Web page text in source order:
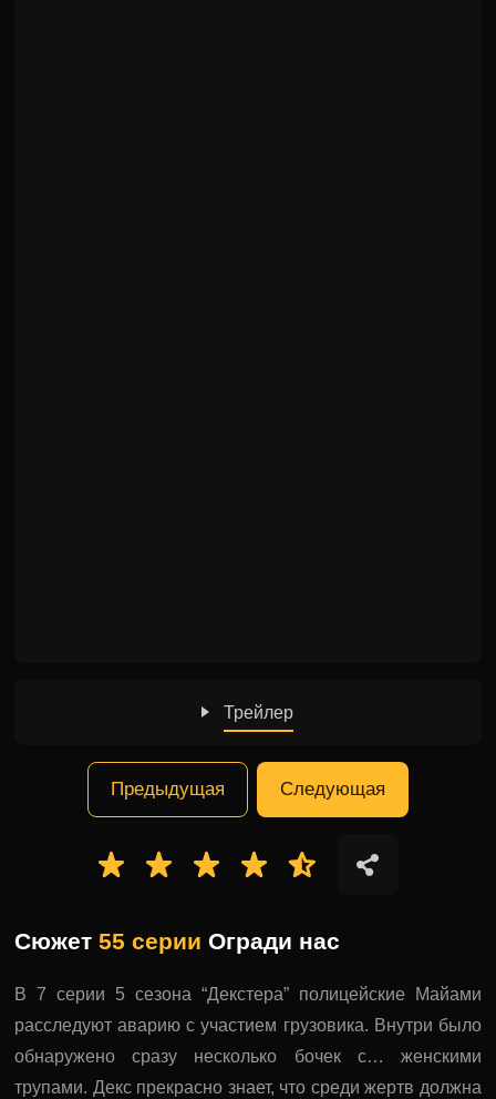
Трейлер
Предыдущая Следующая
Сюжет55 серии Огради нас
В 7 серии 5 сезона “Декстера” полицейские Майами
расследуют аварию с участием грузовика. Внутри было
обнаружено сразу несколько бочек с… женскими
трупами. Декс прекрасно знает, что среди жертв должна